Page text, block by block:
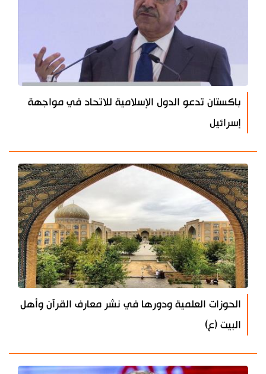
باكستان تدعو الدول الإسلامية للاتحاد في مواجهة
إسرائيل
الحوزات العلمية ودورها في نشر معارف القرآن وأهل
البيت (ع)